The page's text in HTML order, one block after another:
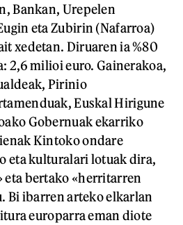
Bankan, Urepelen
eta Zubirin (Nafarroa)
xedetan. Diruaren ia %80
2,6 milioi euro. Gainerakoa,
Pirinio
Euskal Hirigune
Gobernuak ekarriko
Kintoko ondare
eta kulturalari lotuak dira,
bertako «herritarren
Bi ibarren arteko elkarlan
europarra eman diote